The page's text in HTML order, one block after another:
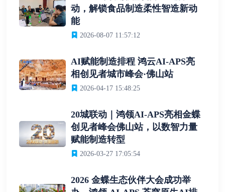
动，解锁食品制造柔性智造新动
能
2026-08-07 11:57:12
AI赋能制造排程 鸿云AI-APS亮
相创见者城市峰会·佛山站
2026-04-17 15:48:25
20城联动｜鸿领AI-APS亮相金蝶
创见者峰会佛山站，以数智力量
赋能制造转型
2026-03-27 17:05:54
2026 金蝶生态伙伴大会成功举